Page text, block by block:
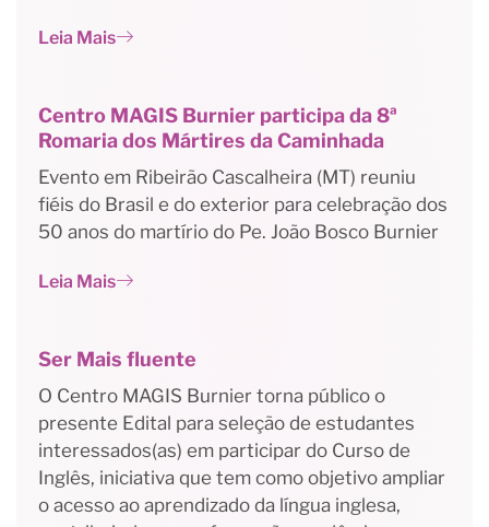
Leia Mais
Centro MAGIS Burnier participa da 8ª
Romaria dos Mártires da Caminhada
Evento em Ribeirão Cascalheira (MT) reuniu
fiéis do Brasil e do exterior para celebração dos
50 anos do martírio do Pe. João Bosco Burnier
Leia Mais
Ser Mais fluente
O Centro MAGIS Burnier torna público o
presente Edital para seleção de estudantes
interessados(as) em participar do Curso de
Inglês, iniciativa que tem como objetivo ampliar
o acesso ao aprendizado da língua inglesa,